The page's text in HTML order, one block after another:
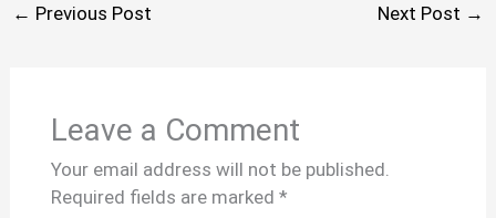
← Previous Post Next Post →
Leave a Comment
Your email address will not be published.
Required fields are marked *